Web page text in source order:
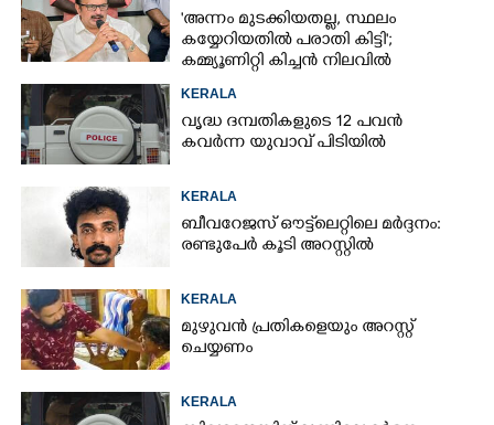
'അന്നം മുടക്കിയതല്ല, സ്ഥലം
കയ്യേറിയതിൽ പരാതി കിട്ടി';
കമ്മ്യൂണിറ്റി കിച്ചൻ നിലവിൽ
KERALA
വൃദ്ധ ദമ്പതികളുടെ 12 പവൻ
കവർന്ന യുവാവ് പിടിയിൽ
KERALA
ബീവറേജസ് ഔട്ട്‌ലെറ്റിലെ മർദ്ദനം:
രണ്ടുപേർ കൂടി അറസ്റ്റിൽ
KERALA
മുഴുവൻ പ്രതികളെയും അറസ്റ്റ്
ചെയ്യണം
KERALA